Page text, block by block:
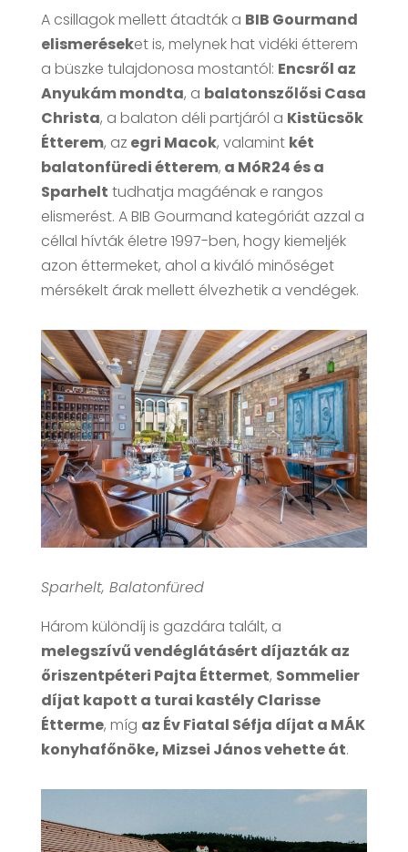
A csillagok mellett átadták a BIB Gourmand
elismeréseket is, melynek hat vidéki étterem
a büszke tulajdonosa mostantól: Encsről az
Anyukám mondta, a balatonszőlősi Casa
Christa, a balaton déli partjáról a Kistücsök
Étterem, az egri Macok, valamint két
balatonfüredi étterem, a MóR24 és a
Sparhelt tudhatja magáénak e rangos
elismerést. A BIB Gourmand kategóriát azzal a
céllal hívták életre 1997-ben, hogy kiemeljék
azon éttermeket, ahol a kiváló minőséget
mérsékelt árak mellett élvezhetik a vendégek.
Sparhelt, Balatonfüred
Három különdíj is gazdára talált, a
melegszívű vendéglátásért díjazták az
őriszentpéteri Pajta Éttermet, Sommelier
díjat kapott a turai kastély Clarisse
Étterme, míg az Év Fiatal Séfja díjat a MÁK
konyhafőnöke, Mizsei János vehette át.